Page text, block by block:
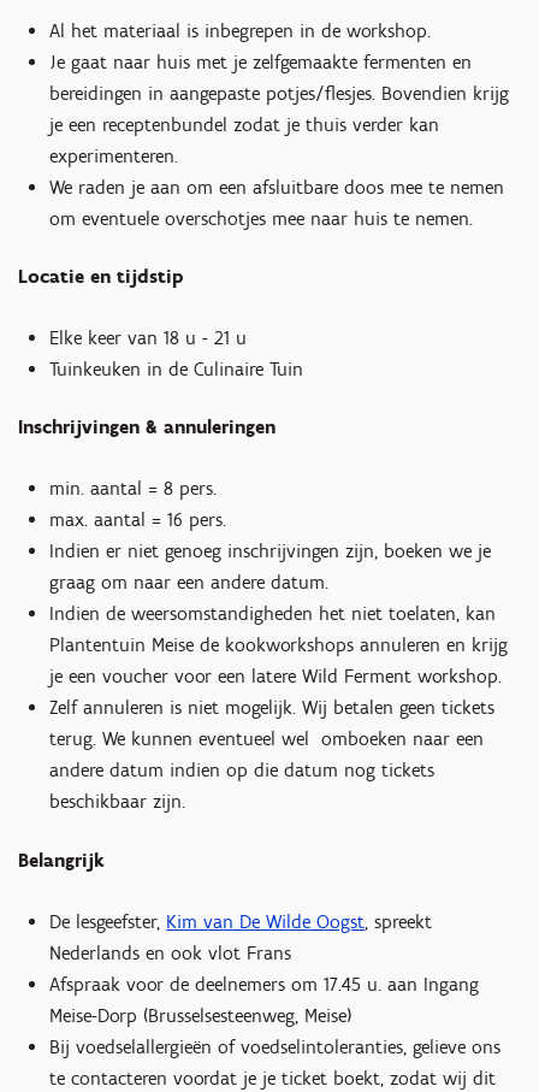
Al het materiaal is inbegrepen in de workshop.
Je gaat naar huis met je zelfgemaakte fermenten en
bereidingen in aangepaste potjes/flesjes. Bovendien krijg
je een receptenbundel zodat je thuis verder kan
experimenteren.
We raden je aan om een afsluitbare doos mee te nemen
om eventuele overschotjes mee naar huis te nemen.
Locatie en tijdstip
Elke keer van 18 u - 21 u
Tuinkeuken in de Culinaire Tuin
Inschrijvingen & annuleringen
min. aantal = 8 pers.
max. aantal = 16 pers.
Indien er niet genoeg inschrijvingen zijn, boeken we je
graag om naar een andere datum.
Indien de weersomstandigheden het niet toelaten, kan
Plantentuin Meise de kookworkshops annuleren en krijg
je een voucher voor een latere Wild Ferment workshop.
Zelf annuleren is niet mogelijk. Wij betalen geen tickets
terug. We kunnen eventueel wel omboeken naar een
andere datum indien op die datum nog tickets
beschikbaar zijn.
Belangrijk
De lesgeefster, Kim van De Wilde Oogst , spreekt
Nederlands en ook vlot Frans
Afspraak voor de deelnemers om 17.45 u. aan Ingang
Meise-Dorp (Brusselsesteenweg, Meise)
Bij voedselallergieën of voedselintoleranties, gelieve ons
te contacteren voordat je je ticket boekt, zodat wij dit
Hineinzoomen